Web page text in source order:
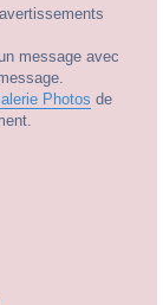
message avec
Photos de